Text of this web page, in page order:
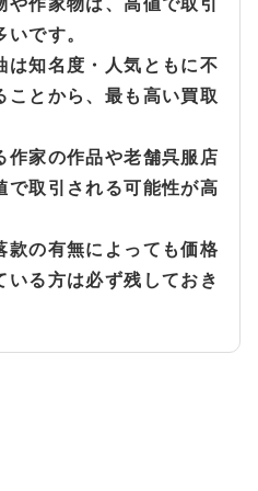
作家物は、高値で取引
です。
は知名度・人気ともに不
ことから、最も高い買取
作家の作品や老舗呉服店
で取引される可能性が高
款の有無によっても価格
いる方は必ず残しておき